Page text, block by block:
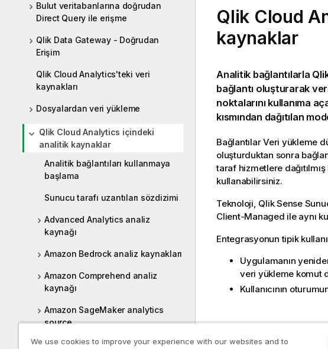
Bulut veritabanlarına doğrudan
Direct Query ile erişme
Qlik Data Gateway - Doğrudan
Erişim
Qlik Cloud Analytics'teki veri
kaynakları
Dosyalardan veri yükleme
Qlik Cloud Analytics içindeki
analitik kaynaklar
Analitik bağlantıları kullanmaya
başlama
Sunucu tarafı uzantıları sözdizimi
Advanced Analytics analiz
kaynağı
Amazon Bedrock analiz kaynakları
Amazon Comprehend analiz
kaynağı
Amazon SageMaker analytics
source
Azure ML analiz kaynağı
Qlik Cloud
kaynaklar
Analitik bağlantılarla
bağlantı oluşturarak
noktalarını kullanıma
kısmından dağıtılan
BağlantılarVeri yükleme
oluşturduktan sonra
taraf hizmetlere
kullanabilirsiniz.
Teknoloji, Qlik Sense
Client-Managed ile aynı
Entegrasyonun tipik
Uygulamanın
veri yükleme komut
Kullanıcının
We use cookies to improve your experience with our websites and to